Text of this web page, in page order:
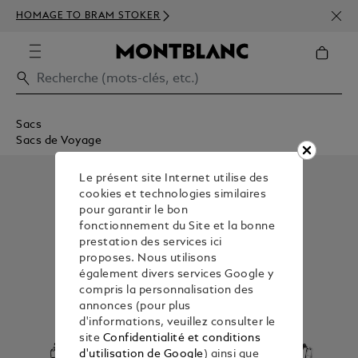
HOMAGE TO BRAM STOKER
350€
Sacs
Sacs de Voyage
Le présent site Internet utilise des
cookies et technologies similaires
pour garantir le bon
fonctionnement du Site et la bonne
prestation des services ici
proposes. Nous utilisons
également divers services Google y
compris la personnalisation des
annonces (pour plus
d'informations, veuillez consulter le
site Confidentialité et conditions
d'utilisation de Google) ainsi que